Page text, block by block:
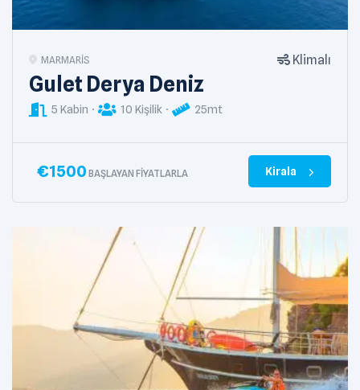
MARMARIS Klimalı
Gulet Derya Deniz
5 Kabin 10 Kişilik 25mt
€1500 BAŞLAYAN FIYATLARLA Kirala